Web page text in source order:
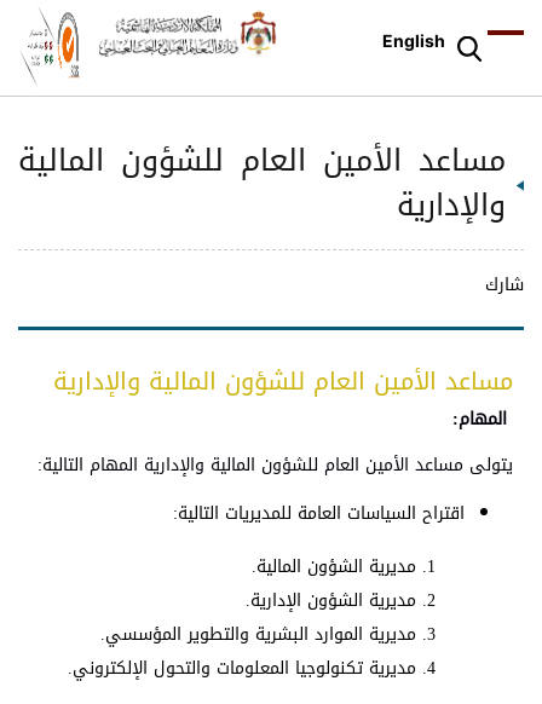
English
مساعد الأمين العام للشؤون المالية
والإدارية
شارك
مساعد الأمين العام للشؤون المالية والإدارية
المهام:
يتولى مساعد الأمين العام للشؤون المالية والإدارية المهام التالية:
اقتراح السياسات العامة للمديريات التالية:
مديرية الشؤون المالية.
مديرية الشؤون الإدارية.
مديرية الموارد البشرية والتطوير المؤسسي.
مديرية تكنولوجيا المعلومات والتحول الإلكتروني.